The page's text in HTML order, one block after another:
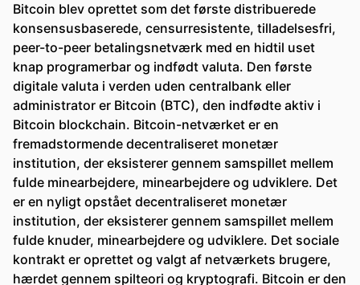
Bitcoin blev oprettet som det første distribuerede
konsensusbaserede, censurresistente, tilladelsesfri,
peer-to-peer betalingsnetværk med en hidtil uset
knap programerbar og indfødt valuta. Den første
digitale valuta i verden uden centralbank eller
administrator er Bitcoin (BTC), den indfødte aktiv i
Bitcoin blockchain. Bitcoin-netværket er en
fremadstormende decentraliseret monetær
institution, der eksisterer gennem samspillet mellem
fulde minearbejdere, minearbejdere og udviklere. Det
er en nyligt opstået decentraliseret monetær
institution, der eksisterer gennem samspillet mellem
fulde knuder, minearbejdere og udviklere. Det sociale
kontrakt er oprettet og valgt af netværkets brugere,
hærdet gennem spilteori og kryptografi. Bitcoin er den